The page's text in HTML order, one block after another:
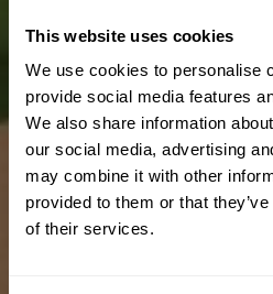
This website uses cookies
We use cookies to personalise
provide social media features
We also share information
our social media, advertising
may combine it with other
provided to them or that
of their services.